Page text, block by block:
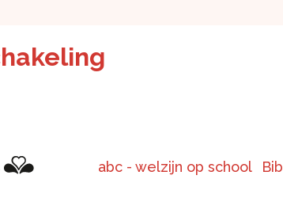
abc - welzijn op school